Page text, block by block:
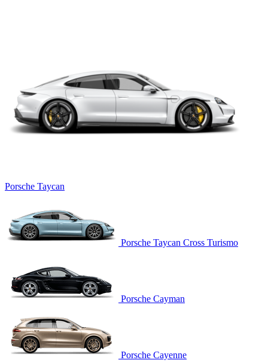
Porsche Taycan
Porsche Taycan Cross Turismo
Porsche Cayman
Porsche Cayenne